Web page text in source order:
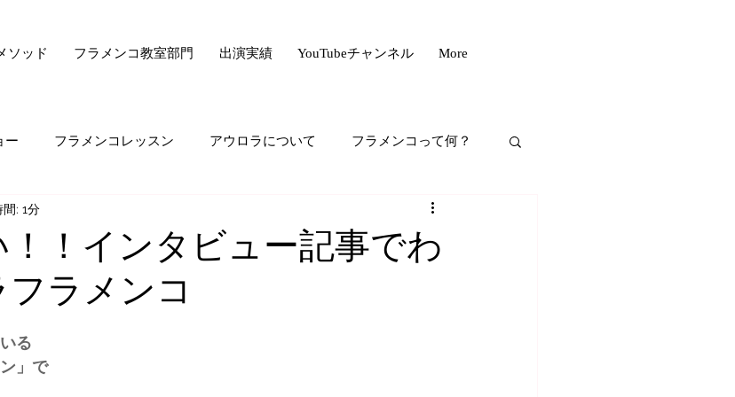
ソッド フラメンコ教室部門 出演実績 YouTubeチャンネル More
ー フラメンコレッスン アウロラについて フラメンコって何？
容法シリーズ
シリーズ フラメンコの悩み
！インタビュー記事でわ
ラメンコ
: 1分
る
」で